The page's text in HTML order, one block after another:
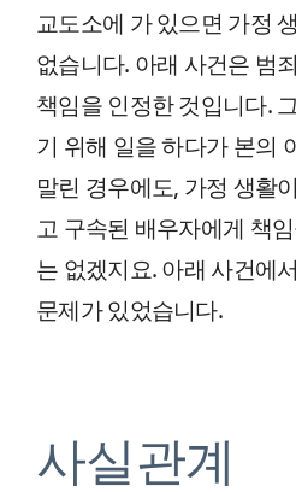
교도소에 가 있으면 가정
없습니다. 아래 사건은 범
책임을 인정한 것입니다.
기 위해 일을 하다가 본의
말린 경우에도, 가정 생활
고 구속된 배우자에게 책
는 없겠지요. 아래 사건에
문제가 있었습니다.
사실관계